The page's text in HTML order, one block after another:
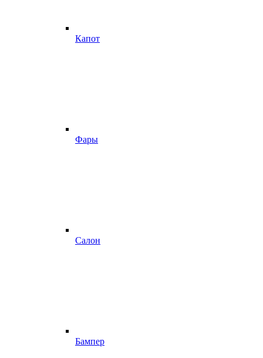
Капот
Фары
Салон
Бампер